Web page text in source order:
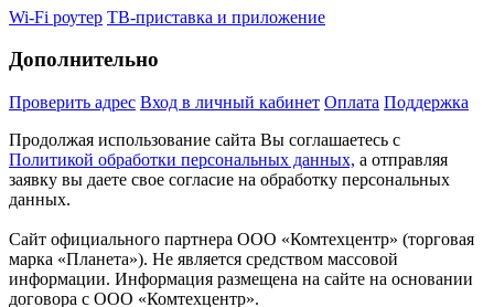
Wi-Fi роутер ТВ-приставка и приложение
Дополнительно
Проверить адрес Вход в личный кабинет Оплата Поддержка
Продолжая использование сайта Вы соглашаетесь с
Политикой обработки персональных данных, а отправляя
заявку вы даете свое согласие на обработку персональных
данных.
Сайт официального партнера ООО «Комтехцентр» (торговая
марка «Планета»). Не является средством массовой
информации. Информация размещена на сайте на основании
договора с ООО «Комтехцентр».